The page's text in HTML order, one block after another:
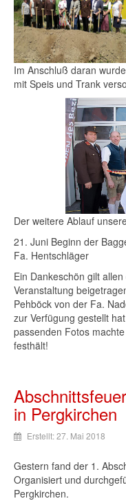
Im Anschluß daran
mit Speis und Trank
Der weitere Ablauf
21. Juni Beginn der
Fa. Hentschläger
Ein Dankeschön gilt
Veranstaltung
Pehböck von der Fa.
zur Verfügung gestellt
passenden Fotos
festhält!
in Pergkirchen
Erstellt: 27. Mai 2018
Gestern fand der 1.
Organisiert und
Pergkirchen.